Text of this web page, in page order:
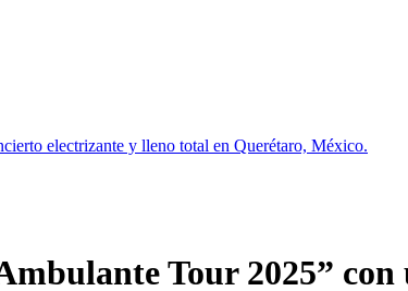
electrizante y lleno total en Querétaro, México.
Tour 2025”